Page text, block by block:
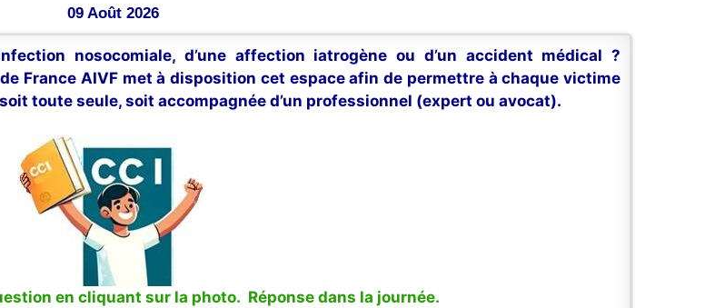
09 Août 2026
nosocomiale, d’une affection iatrogène ou d’un accident médical ?
France AIVF met à disposition cet espace afin de permettre à chaque victime
toute seule, soit accompagnée d’un professionnel (expert ou avocat).
en cliquant sur la photo. Réponse dans la journée.